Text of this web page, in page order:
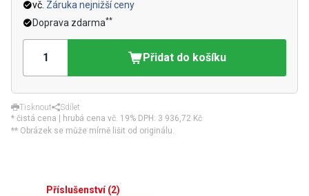
vč. Záruka nejnižší ceny
Doprava zdarma**
Přidat do košíku
Tisknout
Sdílet
* čistá cena | hrubá cena vč. 19% DPH: 3 936,72 Kč
** Obrázek se může mírně lišit od originálu.
Příslušenství(2)